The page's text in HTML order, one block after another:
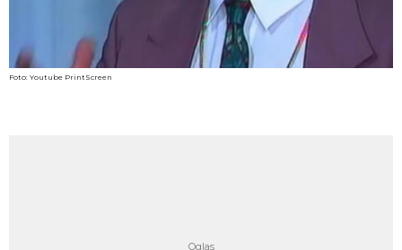
Foto: Youtube PrintScreen